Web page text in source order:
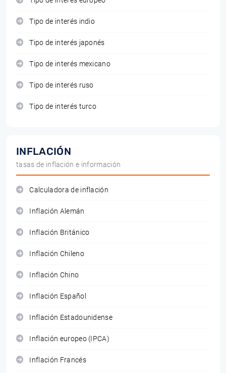
Tipo de interés indio
Tipo de interés japonés
Tipo de interés mexicano
Tipo de interés ruso
Tipo de interés turco
INFLACIÓN
tasas de inflación e información
Calculadora de inflación
Inflación Alemán
Inflación Británico
Inflación Chileno
Inflación Chino
Inflación Español
Inflación Estadounidense
Inflación europeo (IPCA)
Inflación Francés